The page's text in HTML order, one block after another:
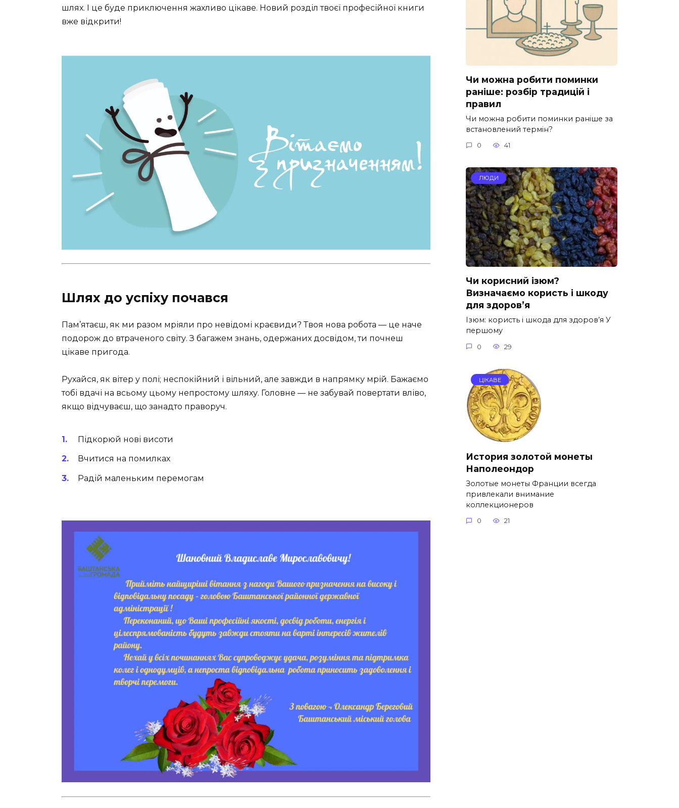
шлях. І це буде приключення жахливо цікаве. Новий розділ твоєї професійної книги
вже відкрити!
Шлях до успіху почався
Пам’ятаєш, як ми разом мріяли про невідомі краєвиди? Твоя нова робота — це наче
подорож до втраченого світу. З багажем знань, одержаних досвідом, ти почнеш
цікаве пригода.
Рухайся, як вітер у полі; неспокійний і вільний, але завжди в напрямку мрій. Бажаємо
тобі вдачі на всьому цьому непростому шляху. Головне — не забувай повертати вліво,
якщо відчуваєш, що занадто праворуч.
Підкорюй нові висоти
Вчитися на помилках
Радій маленьким перемогам
Чи можна робити поминки
раніше: розбір традицій і
правил
Чи можна робити поминки раніше за
встановлений термін?
0 41
ЛЮДИ
Чи корисний ізюм?
Визначаємо користь і шкоду
для здоров’я
Ізюм: користь і шкода для здоров’я У
першому
0 29
ЦІКАВЕ
История золотой монеты
Наполеондор
Золотые монеты Франции всегда
привлекали внимание
коллекционеров
0 21